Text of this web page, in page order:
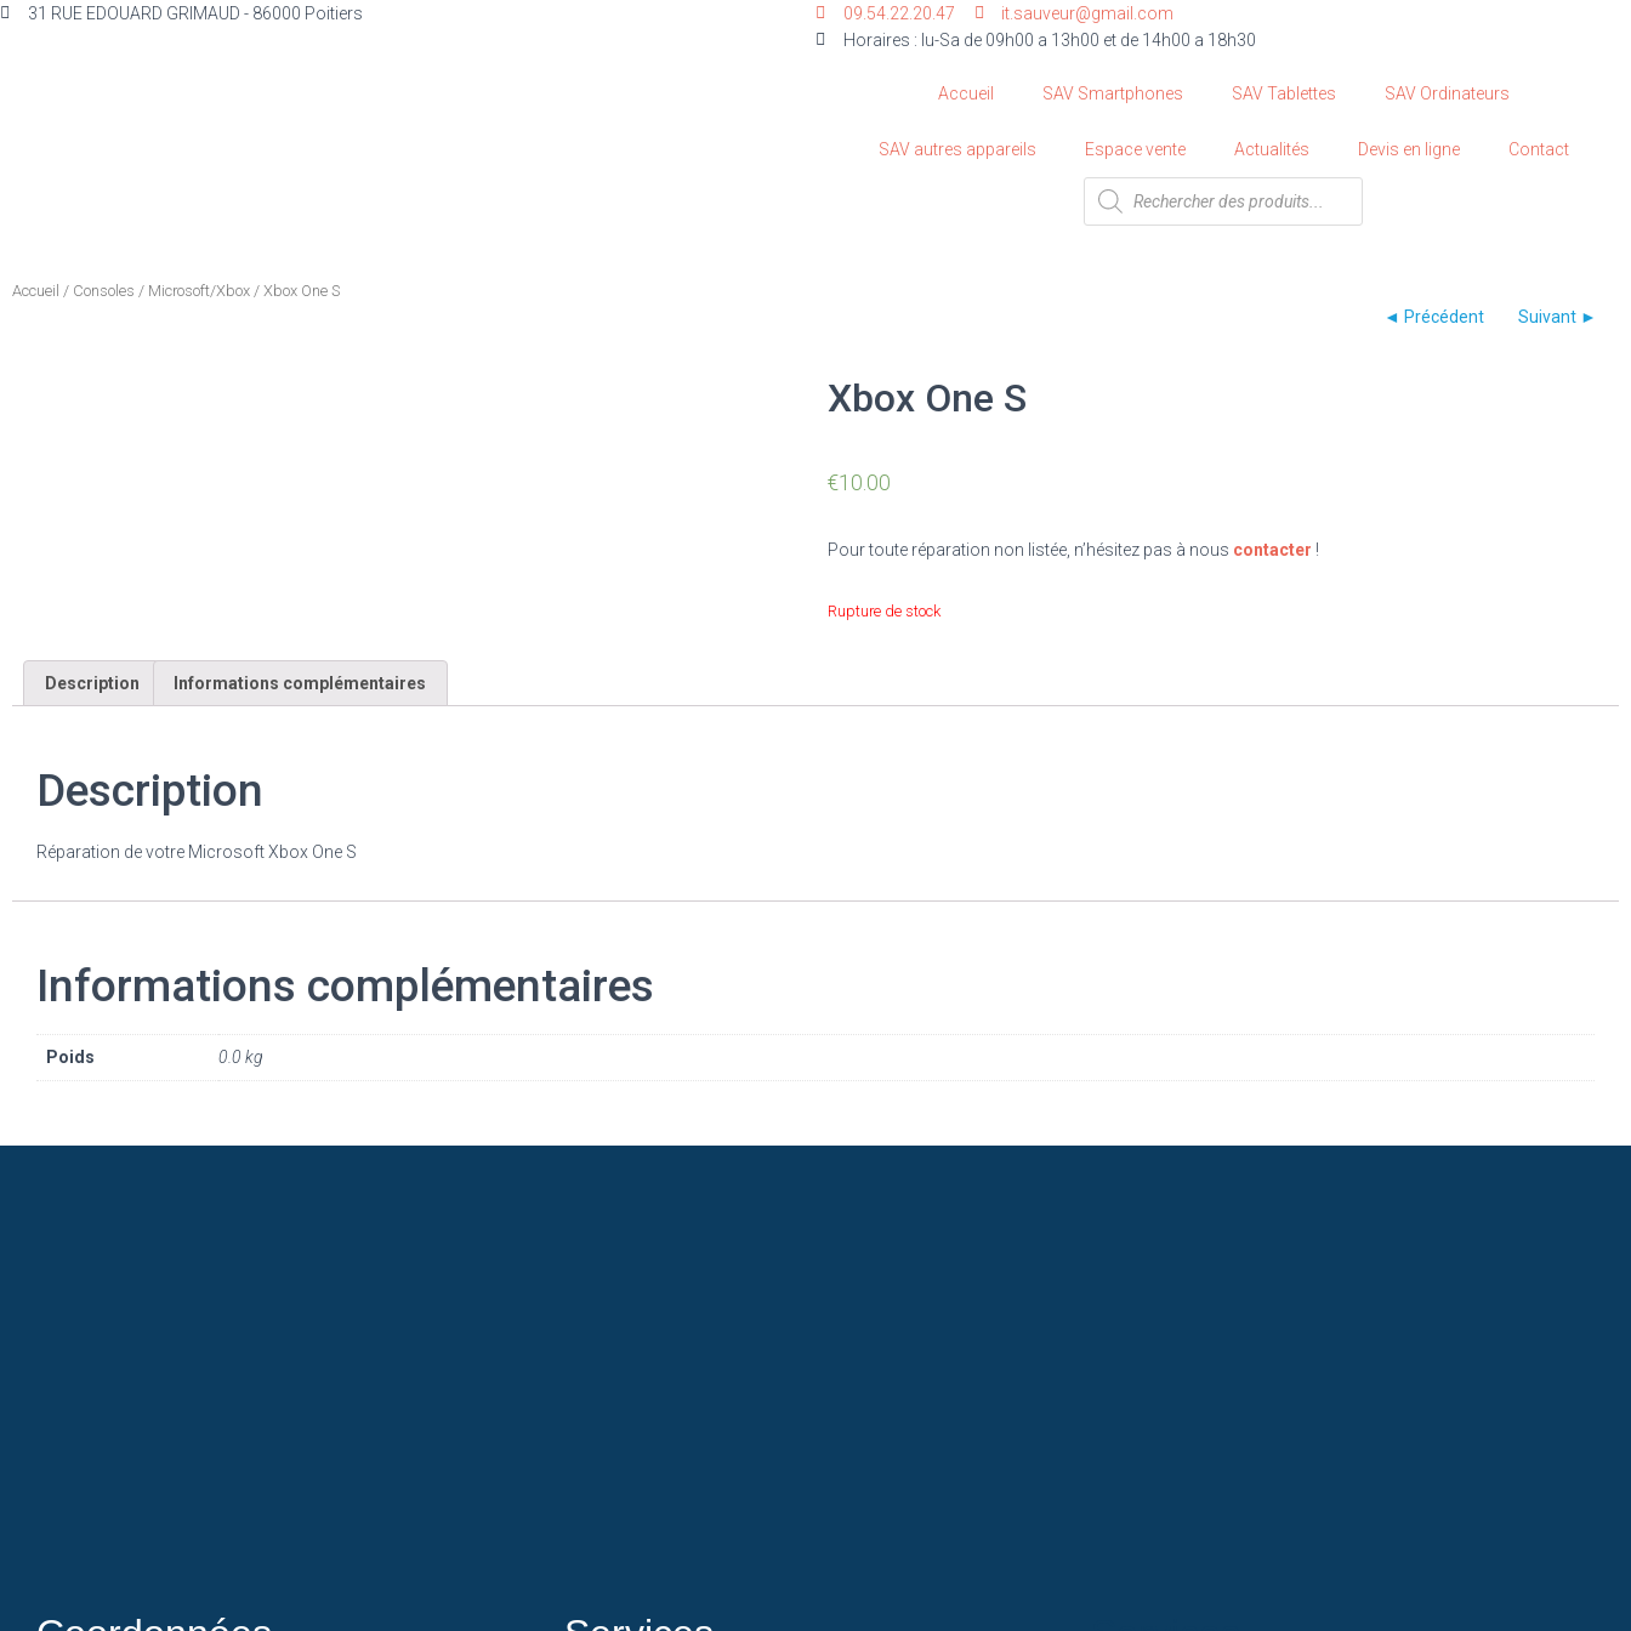
31 RUE EDOUARD GRIMAUD - 86000 Poitiers 09.54.22.20.47
it.sauveur@gmail.com
Horaires : lu-Sa de 09h00 a 13h00 et de 14h00 a 18h30
Accueil SAV Smartphones SAV Tablettes SAV Ordinateurs
SAV autres appareils Espace vente Actualités Devis en ligne Contact
Accueil / Consoles / Microsoft/Xbox / Xbox One S
Xbox One S
€10.00
Pour toute réparation non listée, n’hésitez pas à nous contacter !
Rupture de stock
Description Informations complémentaires
Description
Réparation de votre Microsoft Xbox One S
Informations complémentaires
Poids 0.0 kg